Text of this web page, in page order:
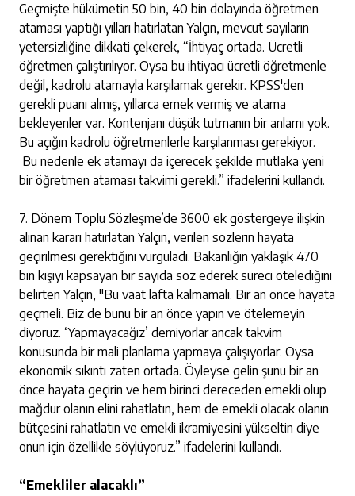
Geçmişte hükümetin 50 bin, 40 bin dolayında öğretmen
ataması yaptığı yılları hatırlatan Yalçın, mevcut sayıların
yetersizliğine dikkati çekerek, “İhtiyaç ortada. Ücretli
öğretmen çalıştırılıyor. Oysa bu ihtiyacı ücretli öğretmenle
değil, kadrolu atamayla karşılamak gerekir. KPSS'den
gerekli puanı almış, yıllarca emek vermiş ve atama
bekleyenler var. Kontenjanı düşük tutmanın bir anlamı yok.
Bu açığın kadrolu öğretmenlerle karşılanması gerekiyor.
Bu nedenle ek atamayı da içerecek şekilde mutlaka yeni
bir öğretmen ataması takvimi gerekli.” ifadelerini kullandı.
7. Dönem Toplu Sözleşme’de 3600 ek göstergeye ilişkin
alınan kararı hatırlatan Yalçın, verilen sözlerin hayata
geçirilmesi gerektiğini vurguladı. Bakanlığın yaklaşık 470
bin kişiyi kapsayan bir sayıda söz ederek süreci ötelediğini
belirten Yalçın, "Bu vaat lafta kalmamalı. Bir an önce hayata
geçmeli. Biz de bunu bir an önce yapın ve ötelemeyin
diyoruz. ‘Yapmayacağız’ demiyorlar ancak takvim
konusunda bir mali planlama yapmaya çalışıyorlar. Oysa
ekonomik sıkıntı zaten ortada. Öyleyse gelin şunu bir an
önce hayata geçirin ve hem birinci dereceden emekli olup
mağdur olanın elini rahatlatın, hem de emekli olacak olanın
bütçesini rahatlatın ve emekli ikramiyesini yükseltin diye
onun için özellikle söylüyoruz.” ifadelerini kullandı.
“Emekliler alacaklı”